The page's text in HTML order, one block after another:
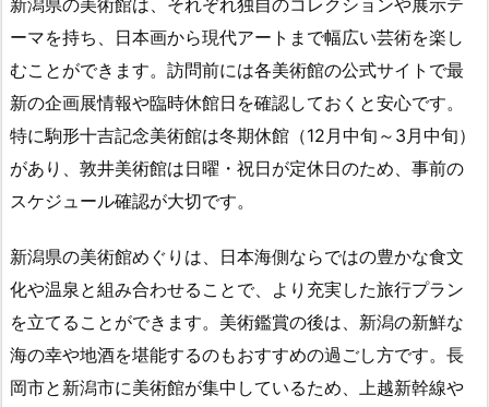
ーマを持ち、日本画から現代アートまで幅広い芸術を楽し
むことができます。訪問前には各美術館の公式サイトで最
新の企画展情報や臨時休館日を確認しておくと安心です。
特に駒形十吉記念美術館は冬期休館（12月中旬～3月中旬）
があり、敦井美術館は日曜・祝日が定休日のため、事前の
スケジュール確認が大切です。
新潟県の美術館めぐりは、日本海側ならではの豊かな食文
化や温泉と組み合わせることで、より充実した旅行プラン
を立てることができます。美術鑑賞の後は、新潟の新鮮な
海の幸や地酒を堪能するのもおすすめの過ごし方です。長
岡市と新潟市に美術館が集中しているため、上越新幹線や